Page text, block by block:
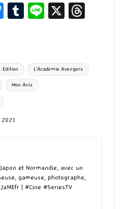
Bl
ky
T
bl
r
Li X
ds
Edition L'Académie Avengers
Mon Avis
et Normandie, avec un
gameuse, photographe,
| #Cine #SeriesTV